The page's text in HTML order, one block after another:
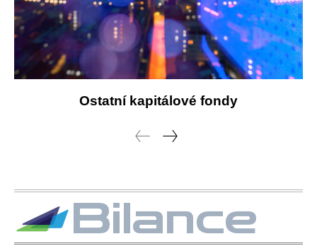
Ostatní kapitálové fondy
Bilance